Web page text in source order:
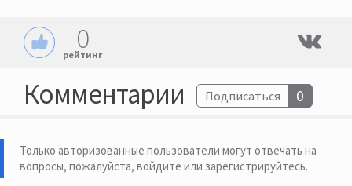
0
рейтинг
Комментарии Подписаться 0
Только авторизованные пользователи могут отвечать на
вопросы, пожалуйста, войдите или зарегистрируйтесь.